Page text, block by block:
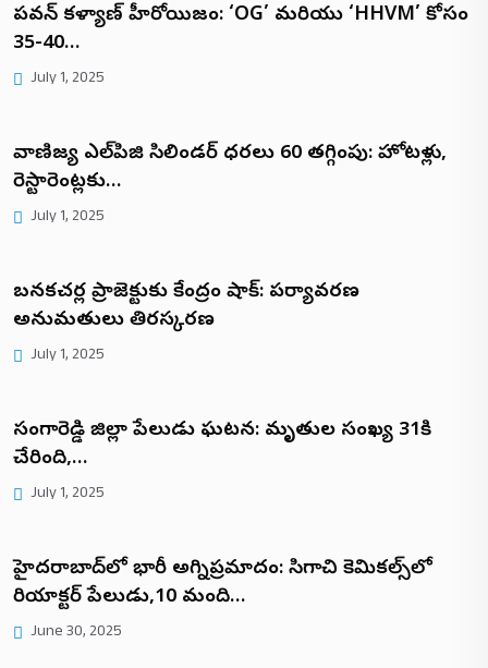
పవన్ కళ్యాణ్ హీరోయిజం: ‘OG’ మరియు ‘HHVM’ కోసం
35-40…
July 1, 2025
వాణిజ్య ఎల్‌పిజి సిలిండర్ ధరలు ₹60 తగ్గింపు: హోటళ్లు,
రెస్టారెంట్లకు…
July 1, 2025
బనకచర్ల ప్రాజెక్టుకు కేంద్రం షాక్: పర్యావరణ
అనుమతులు తిరస్కరణ
July 1, 2025
సంగారెడ్డి జిల్లా పేలుడు ఘటన: మృతుల సంఖ్య 31కి
చేరింది,…
July 1, 2025
హైదరాబాద్‌లో భారీ అగ్నిప్రమాదం: సిగాచి కెమికల్స్‌లో
రియాక్టర్ పేలుడు,10 మంది…
June 30, 2025